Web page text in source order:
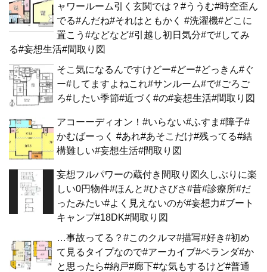
ャワールーム引く玄関では？#ううむ#時空歪ん
でる#んだね#それはともかく #洗濯機#どこに
置こう#などなど#引越し初日気分#で#してみ
る#妄想生活#間取り図
そこ気になるんですけどー#どー#どっきん#ぐ
ー#してますよねこれ#サンルーム#で#ごろご
ろ#したい季節#近づく#の#妄想生活#間取り図
アコーーディオン！#いらない#ふすま#障子#
かむばーっく #あれ#あそこだけ#残ってる#結
構難しい#妄想生活#間取り図
妄想フルパワーの蔵付き間取り図久しぶりに楽
しい0円物件#ほんと#ひさびさ#昔#診療所#だ
ったみたい#よく見えないのが#妄想力#ブート
キャンプ#18DK#間取り図
…事故ってる？#このクルマ#描写#好き#初め
て見るタイプなので#アーカイブ#ベランダ#か
と思ったら#納戸#廊下#な気もするけど#普通